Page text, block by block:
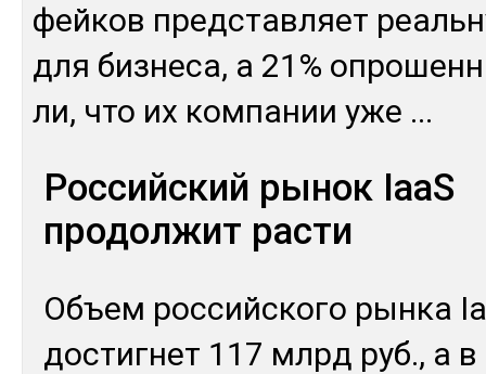
фей­ков пред­став­ляет
для биз­не­са, а 21%
ли, что их ком­па­нии уже ...
Российский рынок IaaS
продолжит расти
Объ­ем рос­сий­ско­го рын­ка
дос­тиг­нет 117 млрд руб., а